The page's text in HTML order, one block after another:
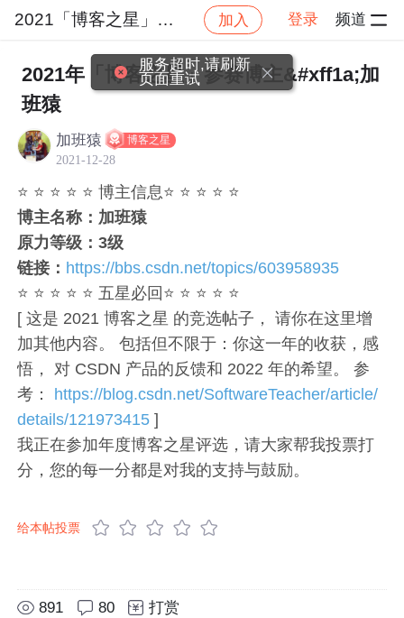
2021「博客之星」大赛专区 加入 登录 频道
社区 2021「博客之星」大赛专区 物联网与嵌入式
2021年「博客之星」参赛博主&#xff1a;加
班猿
加班猿 博客之星
2021-12-28
⭐ ⭐ ⭐ ⭐ ⭐ 博主信息⭐ ⭐ ⭐ ⭐ ⭐
博主名称：加班猿
原力等级：3级
链接： https://bbs.csdn.net/topics/603958935
⭐ ⭐ ⭐ ⭐ ⭐ 五星必回⭐ ⭐ ⭐ ⭐ ⭐
[ 这是 2021 博客之星 的竞选帖子， 请你在这里增
加其他内容。 包括但不限于：你这一年的收获，感
悟， 对 CSDN 产品的反馈和 2022 年的希望。 参
考：
https://blog.csdn.net/SoftwareTeacher/article/
details/121973415]
我正在参加年度博客之星评选，请大家帮我投票打
分，您的每一分都是对我的支持与鼓励。
给本帖投票
891 80 打赏
服务超时,请刷新
页面重试